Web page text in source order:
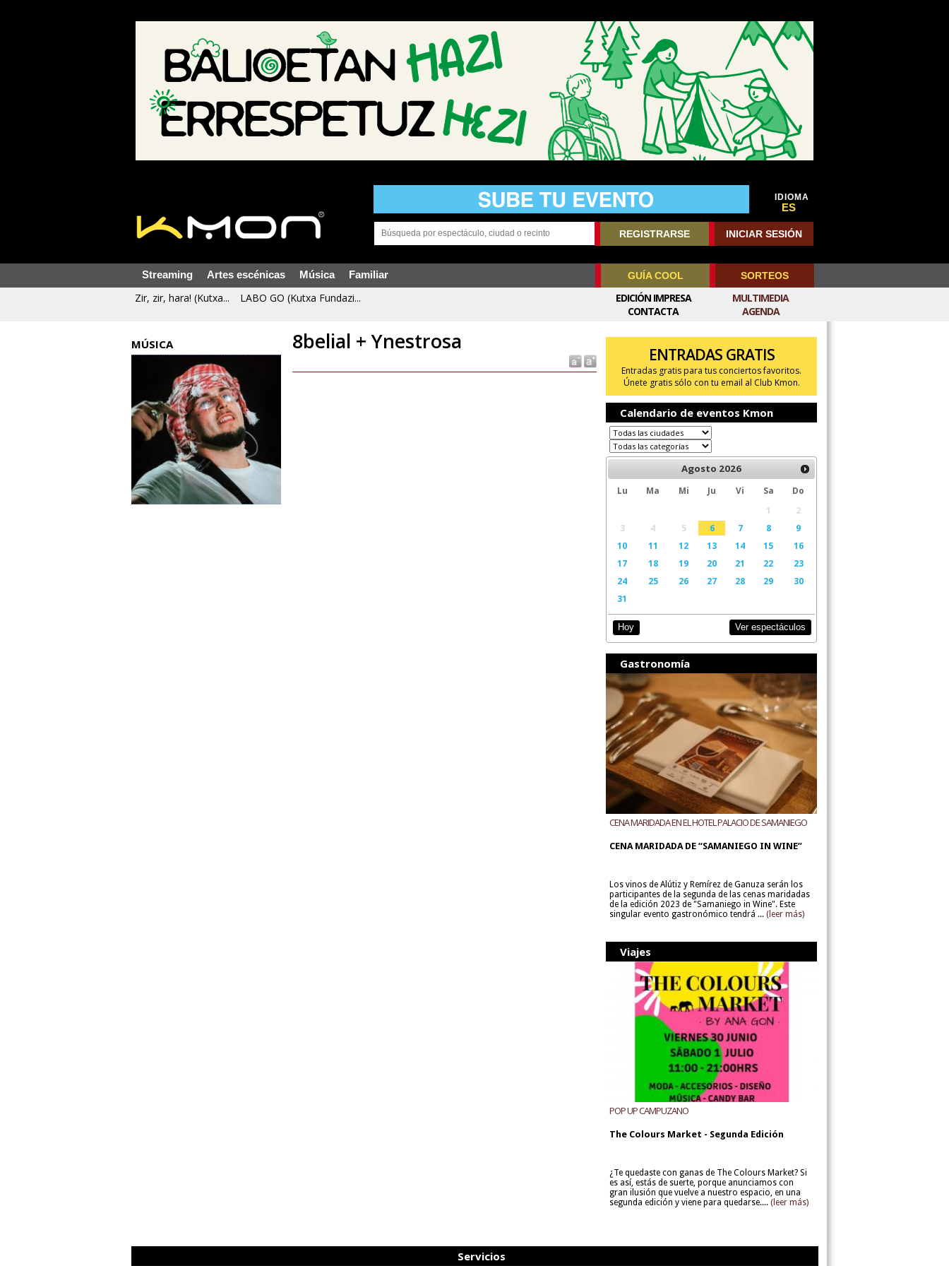
IDIOMA
ES
REGISTRARSE INICIAR SESIÓN
Streaming Artes escénicas Música Familiar GUÍA COOL SORTEOS
Zir, zir, hara! (Kutxa... LABO GO (Kutxa Fundazi...
MULTIMEDIA
AGENDA
EDICIÓN IMPRESA
CONTACTA
MÚSICA 8belial + Ynestrosa
ENTRADAS GRATIS
Entradas gratis para tus conciertos favoritos.
Únete gratis sólo con tu email al Club Kmon.
Calendario de eventos Kmon
Agosto 2026
Lu Ma Mi Ju Vi Sa
Do
1
2
3
4 5 6 7 8
9
10
11 12 13 14 15
16
17
18 19 20 21 22
23
24
25 26 27 28 29
30
31
Hoy Ver espectáculos
Gastronomía
CENA MARIDADA EN EL HOTEL PALACIO DE SAMANIEGO
CENA MARIDADA DE “SAMANIEGO IN WINE”
Los vinos de Alútiz y Remírez de Ganuza serán los
participantes de la segunda de las cenas maridadas
de la edición 2023 de "Samaniego in Wine". Este
singular evento gastronómico tendrá ... (leer más)
Viajes
POP UP CAMPUZANO
The Colours Market - Segunda Edición
¿Te quedaste con ganas de The Colours Market? Si
es así, estás de suerte, porque anunciamos con
gran ilusión que vuelve a nuestro espacio, en una
segunda edición y viene para quedarse.... (leer más)
Servicios